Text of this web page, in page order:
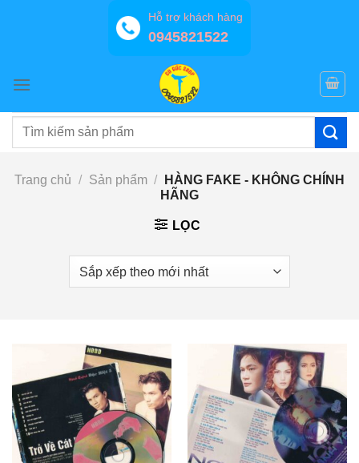
Hỗ trợ khách hàng
0945821522
Tìm
Trang chủ / Sản phẩm /
HÀNG FAKE - KHÔNG CHÍNH
HÃNG
LỌC